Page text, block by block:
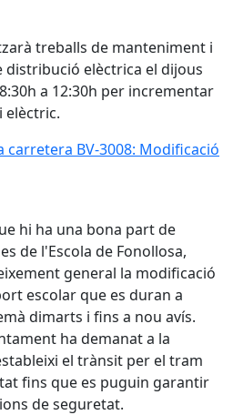
treballs de manteniment i
distribució elèctrica el dijous
a 12:30h per incrementar
elèctric.
carretera BV-3008: Modificació
hi ha una bona part de
de l'Escola de Fonollosa,
general la modificació
escolar que es duran a
dimarts i fins a nou avís.
ha demanat a la
el trànsit per el tram
fins que es puguin garantir
de seguretat.